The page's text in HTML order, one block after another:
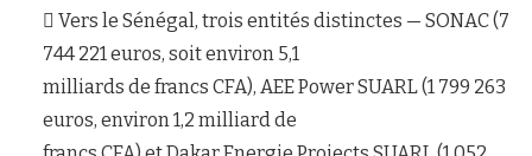
 Vers le Sénégal, trois entités distinctes — SONAC (7
744 221 euros, soit environ 5,1
milliards de francs CFA), AEE Power SUARL (1 799 263
euros, environ 1,2 milliard de